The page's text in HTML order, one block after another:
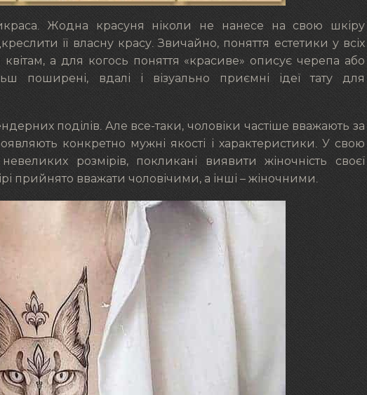
Жодна красуня ніколи не нанесе на свою шкіру
її власну красу. Звичайно, поняття естетики у всіх
а для когось поняття «красиве» описує черепа або
поширені, вдалі і візуально приємні ідеї тату для
поділів. Але все-таки, чоловіки частіше вважають за
конкретно мужні якості і характеристики. У свою
розмірів, покликані виявити жіночність своєї
прийнято вважати чоловічими, а інші – жіночними.